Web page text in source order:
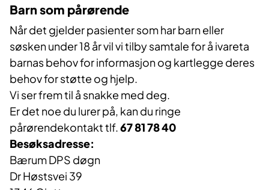
Barn som pårørende
Når det gjelder pasienter som har barn eller
søsken under 18 år vil vi tilby samtale for å ivareta
barnas behov for informasjon og kartlegge deres
behov for støtte og hjelp.
Vi ser frem til å snakke med deg.
Er det noe du lurer på, kan du ringe
pårørendekontakt tlf.67 81 78 40
Besøksadresse:
Bærum DPS døgn
Dr Høstsvei 39